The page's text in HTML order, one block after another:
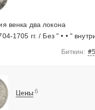
венка два локона
1705 гг. / Без " • • "
Цены 6